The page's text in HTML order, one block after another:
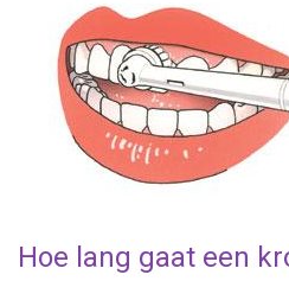
Hoe lang gaat een